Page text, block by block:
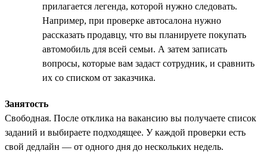
прилагается легенда, которой нужно следовать.
Например, при проверке автосалона нужно
рассказать продавцу, что вы планируете покупать
автомобиль для всей семьи. А затем записать
вопросы, которые вам задаст сотрудник, и сравнить
их со списком от заказчика.
Занятость
Свободная. После отклика на вакансию вы получаете список
заданий и выбираете подходящее. У каждой проверки есть
свой дедлайн — от одного дня до нескольких недель.